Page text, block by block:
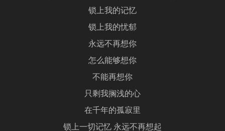
锁上我的记忆
锁上我的忧郁
永远不再想你
怎么能够想你
不能再想你
只剩我搁浅的心
在千年的孤寂里
锁上一切记忆 永远不再想起